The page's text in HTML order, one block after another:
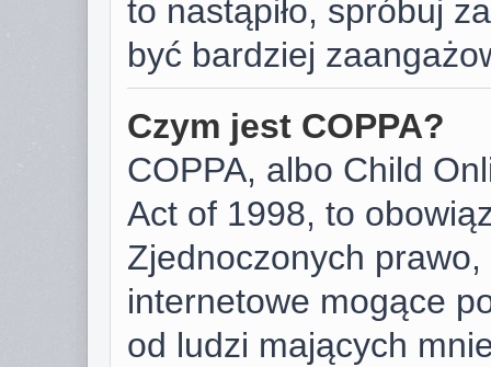
to nastąpiło, spróbuj
być bardziej
Czym jest COPPA?
COPPA, albo Child
Act of 1998, to
Zjednoczonych
internetowe mogące
od ludzi mających